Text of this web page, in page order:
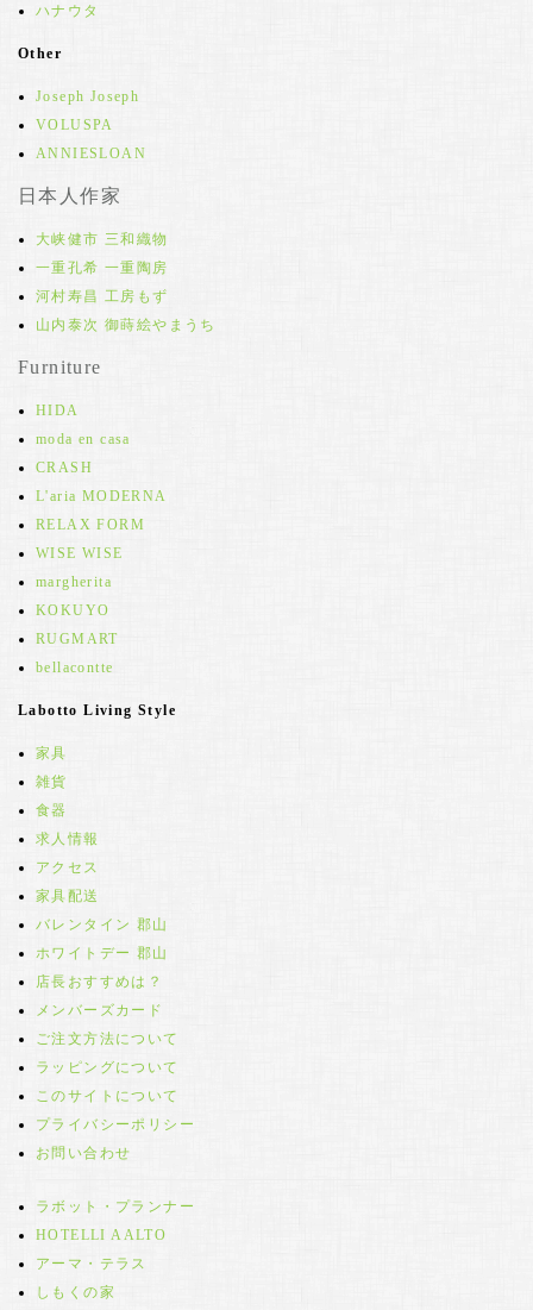
ハナウタ
Other
Joseph Joseph
VOLUSPA
ANNIESLOAN
日本人作家
大峡健市 三和織物
一重孔希 一重陶房
河村寿昌 工房もず
山内泰次 御蒔絵やまうち
Furniture
HIDA
moda en casa
CRASH
L'aria MODERNA
RELAX FORM
WISE WISE
margherita
KOKUYO
RUGMART
bellacontte
Labotto Living Style
家具
雑貨
食器
求人情報
アクセス
家具配送
バレンタイン 郡山
ホワイトデー 郡山
店長おすすめは？
メンバーズカード
ご注文方法について
ラッピングについて
このサイトについて
プライバシーポリシー
お問い合わせ
ラボット・プランナー
HOTELLI AALTO
アーマ・テラス
しもくの家